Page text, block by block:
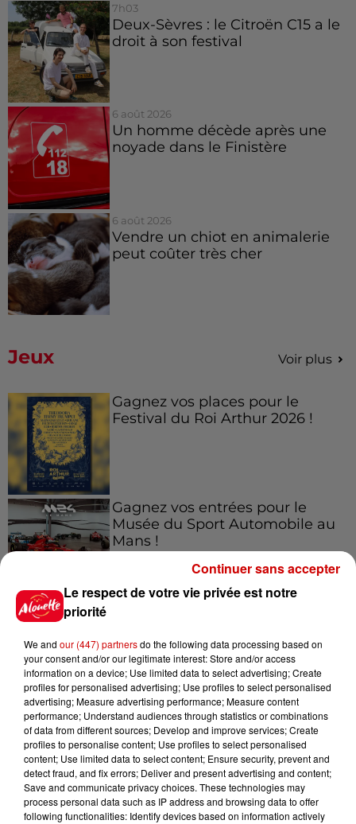
7h03
Deux-Sèvres : le Citroën C15 a le
droit à son festival
6 août 2026
Un homme décède après une
noyade dans le Finistère
6 août 2026
Vendre un chiot en animalerie
peut coûter très cher
Jeux Voir plus
Gagnez vos places pour le
Festival du Roi Arthur 2026 !
Gagnez vos entrées pour le
Musée du Sport Automobile au
Mans !
Le Duel - Gagnez votre balade
en jet ski !
Le respect de votre vie privée est notre
priorité
We and our (447) partnersdo the following data processing based on
your consent and/or our legitimate interest: Store and/or access
information on a device; Use limited data to select advertising; Create
profiles for personalised advertising; Use profiles to select personalised
advertising; Measure advertising performance; Measure content
performance; Understand audiences through statistics or combinations
of data from different sources; Develop and improve services; Create
profiles to personalise content; Use profiles to select personalised
content; Use limited data to select content; Ensure security, prevent and
detect fraud, and fix errors; Deliver and present advertising and content;
Save and communicate privacy choices. These technologies may
process personal data such as IP address and browsing data to offer
following functionalities: Identify devices based on information actively
Continuer sans accepter